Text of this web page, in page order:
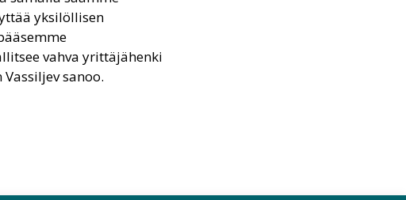
yksilöllisen
vahva yrittäjähenki
sanoo.